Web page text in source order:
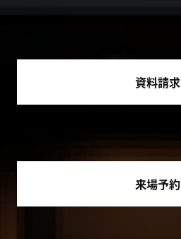
資料請求
来場予約